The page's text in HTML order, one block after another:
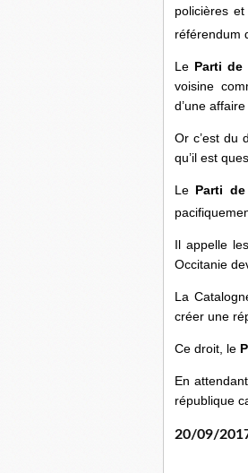
policières
référendum
Le Parti de
voisine
d’une
Or c’est du
qu’il est
Le Parti
Il appelle
Occitanie
La
créer une
Ce droit, le
En
république
20/09/